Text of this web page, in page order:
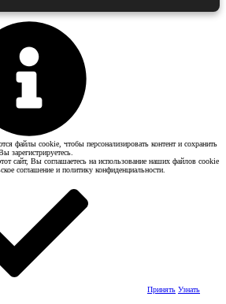
файлы cookie, чтобы персонализировать контент и сохранить
зарегистрируетесь.
сайт, Вы соглашаетесь на использование наших файлов cookie
соглашение и политику конфиденциальности.
Принять Узнать